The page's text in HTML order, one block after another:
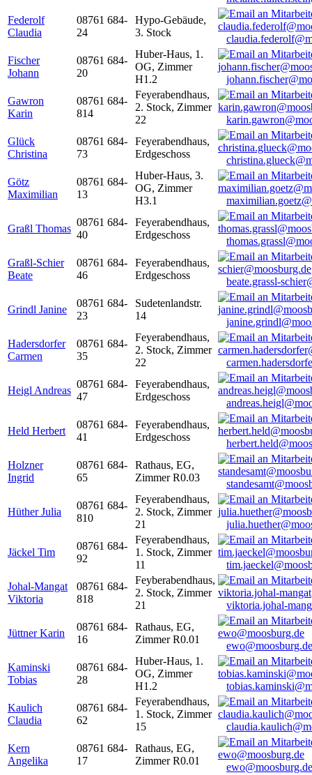
Federolf
Claudia
08761 684-
24
Hypo-Gebäude,
3. Stock
Fischer
Johann
08761 684-
20
Huber-Haus, 1.
OG, Zimmer
H1.2
Gawron
Karin
08761 684-
814
Feyerabendhaus,
2. Stock, Zimmer
22
Glück
Christina
08761 684-
73
Feyerabendhaus,
Erdgeschoss
Götz
Maximilian
08761 684-
13
Huber-Haus, 3.
OG, Zimmer
H3.1
Graßl Thomas
08761 684-
40
Feyerabendhaus,
Erdgeschoss
Graßl-Schier
Beate
08761 684-
46
Feyerabendhaus,
Erdgeschoss
beate.grassl-
Grindl Janine
08761 684-
23
Sudetenlandstr.
14
Hadersdorfer
Carmen
08761 684-
35
Feyerabendhaus,
2. Stock, Zimmer
22
Heigl Andreas
08761 684-
47
Feyerabendhaus,
Erdgeschoss
Held Herbert
08761 684-
41
Feyerabendhaus,
Erdgeschoss
Holzner
Ingrid
08761 684-
65
Rathaus, EG,
Zimmer R0.03
Hüther Julia
08761 684-
810
Feyerabendhaus,
2. Stock, Zimmer
21
Jäckel Tim
08761 684-
92
Feyerabendhaus,
1. Stock, Zimmer
11
Johal-Mangat
Viktoria
08761 684-
818
Feyberabendhaus,
2. Stock, Zimmer
21
viktoria.johal-
Jüttner Karin
08761 684-
16
Rathaus, EG,
Zimmer R0.01
ewo@moosburg.de
Kaminski
Tobias
08761 684-
28
Huber-Haus, 1.
OG, Zimmer
H1.2
Kaulich
Claudia
08761 684-
62
Feyerabendhaus,
1. Stock, Zimmer
15
Kern
Angelika
08761 684-
17
Rathaus, EG,
Zimmer R0.01
ewo@moosburg.de